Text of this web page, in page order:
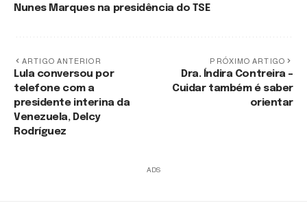
Nunes Marques na presidência do TSE
ARTIGO ANTERIOR
Lula conversou por
telefone com a
presidente interina da
Venezuela, Delcy
Rodríguez
PRÓXIMO ARTIGO
Dra. Índira Contreira –
Cuidar também é saber
orientar
ADS